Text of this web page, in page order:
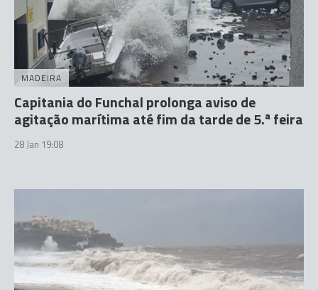
MADEIRA
Capitania do Funchal prolonga aviso de
agitação marítima até fim da tarde de 5.ª feira
28 Jan 19:08